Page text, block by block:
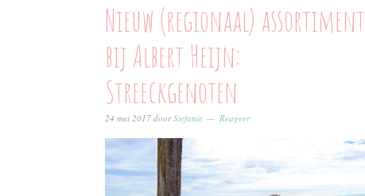
Nieuw (regionaal) assortiment
bij Albert Heijn:
Streeckgenoten
24 mei 2017 doorStefanie Reageer